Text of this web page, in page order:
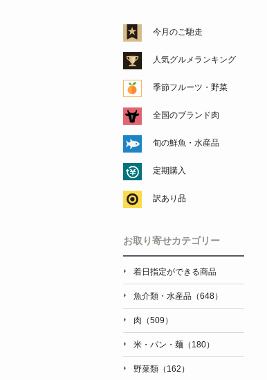
今月のご馳走
人気グルメランキング
季節フルーツ・野菜
全国のブランド肉
旬の鮮魚・水産品
定期購入
訳あり品
お取り寄せカテゴリー
着日指定ができる商品
魚介類・水産品（648）
肉（509）
米・パン・麺（180）
野菜類（162）